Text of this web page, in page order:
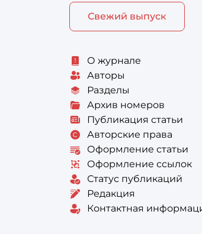
Свежий выпуск
О журнале
Авторы
Разделы
Архив номеров
Публикация статьи
Авторские права
Оформление статьи
Оформление ссылок
Статус публикаций
Редакция
Контактная